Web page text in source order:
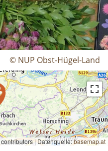
© NUP Obst-Hügel-Land
contributors|Datenquelle:basemap.at